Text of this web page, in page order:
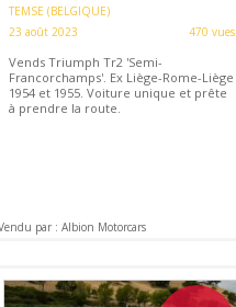
TEMSE (BELGIQUE)
23 août 2023
470 vues
Vends Triumph Tr2 'Semi-
Francorchamps'. Ex Liège-Rome-Liège
1954 et 1955. Voiture unique et prête
à prendre la route.
par : Albion Motorcars